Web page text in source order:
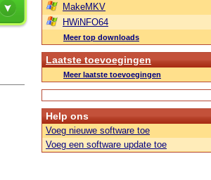
MakeMKV
HWiNFO64
Meer top downloads
Laatste toevoegingen
Meer laatste toevoegingen
Help ons
Voeg nieuwe software toe
Voeg een software update toe